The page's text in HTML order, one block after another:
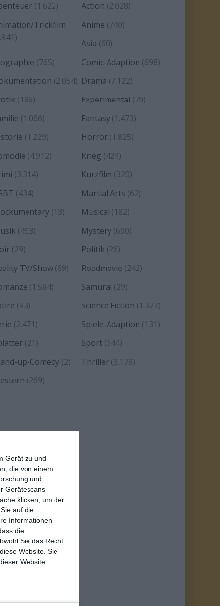
Gerät zu und
die von einem
und
Gerätescans
klicken, um der
auf die
Informationen
die
Sie das Recht
Website. Sie
Website
(1.622) Action (2.028)
Trickfilm
Anime (740)
Asia (60)
(765) Comic-Adaption (698)
(2.054) Drama (7.122)
(186) Experimental (79)
(1.066) Fantasy(1.473)
(1.229) Horror(1.825)
(4.912) Krieg (424)
(3.314) Kurzfilm (320)
(434) Martial Arts (62)
(13) Musical (182)
(493) Mystery(690)
(29) Politik (26)
TV/Show (69) Roadmovie (242)
(1.584) Samurai (29)
(93) Science Fiction (1.327)
(2.471) Spiele-Adaption (131)
(21) Sport(344)
up-Comedy (2) Thriller(3.178)
(269)